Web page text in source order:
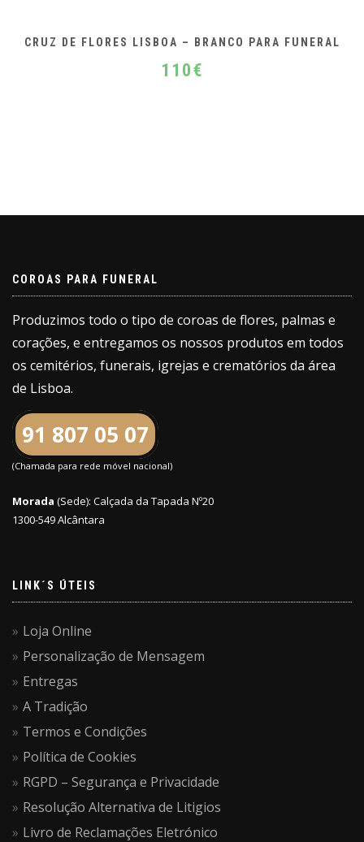
CRUZ DE FLORES LISBOA – BRANCO PARA FUNERAL
110€
COROAS PARA FUNERAL
Produzimos todo o tipo de coroas de flores, palmas e
corações, e entregamos os nossos produtos em todos
os cemitérios, funerais, igrejas e crematórios da área
de Lisboa.
91 807 05 07
(Chamada para rede móvel nacional)
Morada (Sede): Calçada da Tapada Nº20
1300-549 Alcântara
LINK´S ÚTEIS
Loja Online
Personalização de Mensagem
Entregas
A Tradição
Termos e Condições
Política de Cookies
RGPD – Segurança e Privacidade
Resolução Alternativa de Litigios
Livro de Reclamações Eletrónico